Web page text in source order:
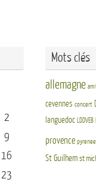
2
9
16
23
Mots clés
allemagne
cevennes concert
languedoc LDDVEB
provence
St Guilhem st